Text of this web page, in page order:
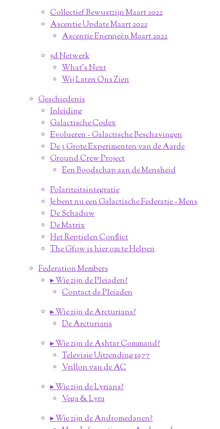
Collectief Bewustzijn Maart 2022
Ascentie Update Maart 2022
Ascentie Energieën Maart 2022
5d Netwerk
What's Next
Wij Laten Ons Zien
Geschiedenis
Inleiding
Galactische Codex
Evolueren - Galactische Beschavingen
De 3 Grote Experimenten van de Aarde
Ground Crew Project
Een Boodschap aan de Mensheid
Polariteitsintegratie
Je bent nu een Galactische Federatie - Mens
De Schaduw
De Matrix
Het Reptielen Conflict
The Gfow is hier om te Helpen
Federation Members
▸ Wie zijn de Pleiaden?
Contact de Pleiaden
▸ Wie zijn de Arcturians?
De Arcturians
▸ Wie zijn de Ashtar Command?
Televisie Uitzending 1977
Vrillon van de AC
▸ Wie zijn de Lyrians?
Vega & Lyra
▸ Wie zijn de Andromedanen?